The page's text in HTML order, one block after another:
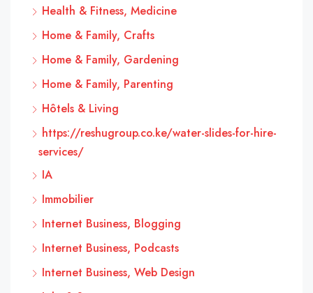
Health & Fitness, Medicine
Home & Family, Crafts
Home & Family, Gardening
Home & Family, Parenting
Hôtels & Living
https://reshugroup.co.ke/water-slides-for-hire-
services/
IA
Immobilier
Internet Business, Blogging
Internet Business, Podcasts
Internet Business, Web Design